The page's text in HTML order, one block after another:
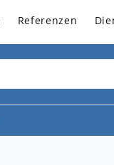
Referenzen